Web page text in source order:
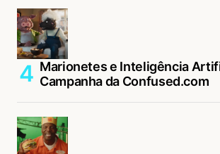
Marionetes e Inteligência
Campanha da Confused.com